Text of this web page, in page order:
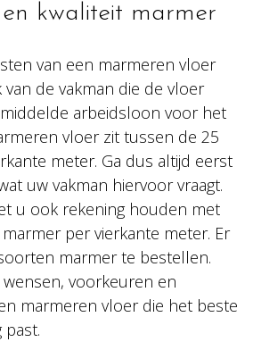
kwaliteit marmer
van een marmeren vloer
van de vakman die de vloer
arbeidsloon voor het
vloer zit tussen de 25
meter. Ga dus altijd eerst
uw vakman hiervoor vraagt.
u ook rekening houden met
per vierkante meter. Er
marmer te bestellen.
voorkeuren en
marmeren vloer die het beste
past.